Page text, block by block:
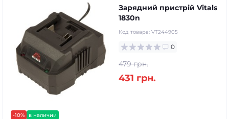
-10% в наличии
Зарядний пристрій Vitals
1830n
Код товара: VT244905
0
479 грн.
431 грн.